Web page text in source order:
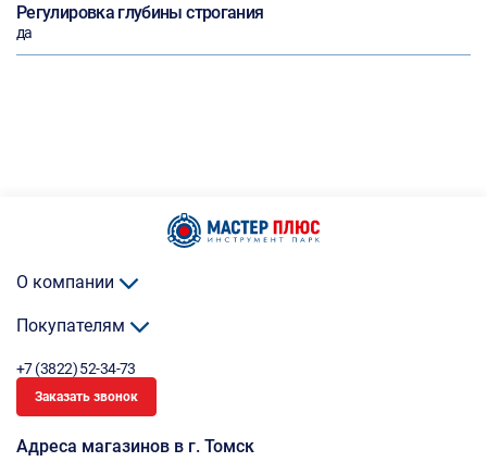
Регулировка глубины строгания
да
О компании
Покупателям
+7 (3822) 52-34-73
Заказать звонок
Адреса магазинов в г. Томск